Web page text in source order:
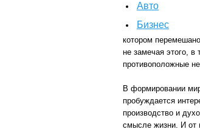
Авто
Бизнес
котором
не замечая этого, в
противоположные
В формировании
пробуждается
производство и
смысле жизни. И от